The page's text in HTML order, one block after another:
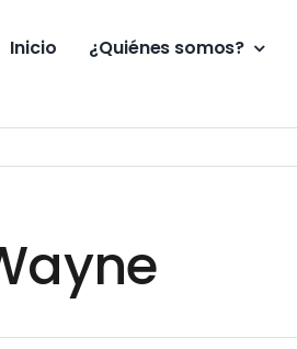
Inicio ¿Quiénes somos?